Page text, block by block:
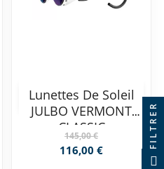
Lunettes De Soleil
JULBO VERMONT
CLASSIC
145,00 €
116,00 €
FILTRER